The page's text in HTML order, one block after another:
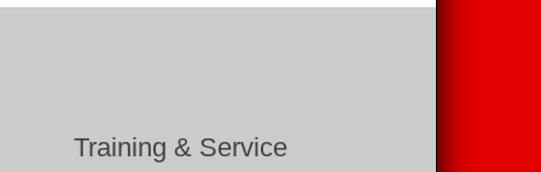
Training & Service